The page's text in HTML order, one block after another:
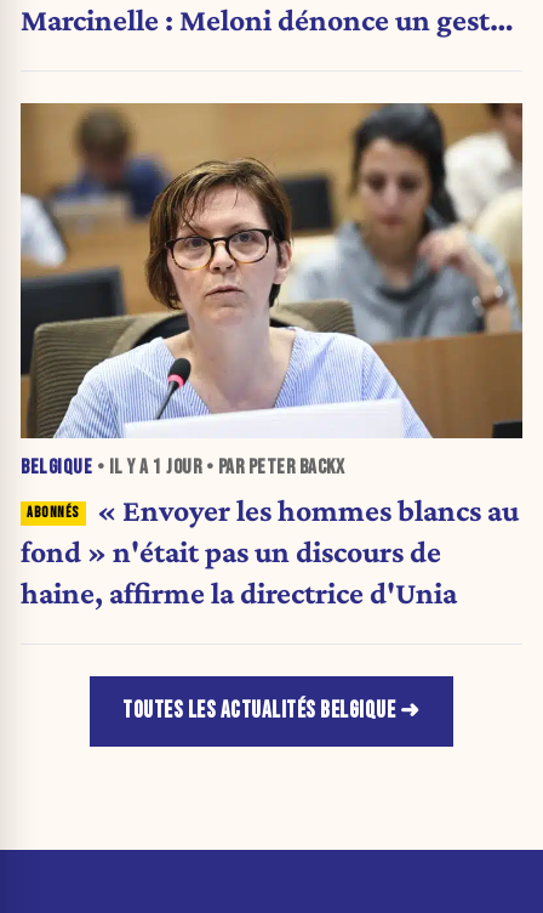
Marcinelle : Meloni dénonce un geste
BELGIQUE • IL Y A 1 JOUR• PAR PETER BACKX
« Envoyer les hommes blancs au
fond » n'était pas un discours de
haine, affirme la directrice d'Unia
TOUTES LES ACTUALITÉS BELGIQUE